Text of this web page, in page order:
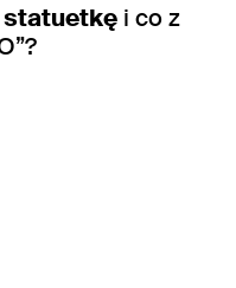
statuetkę i co z